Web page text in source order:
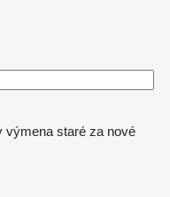
výmena staré za nové